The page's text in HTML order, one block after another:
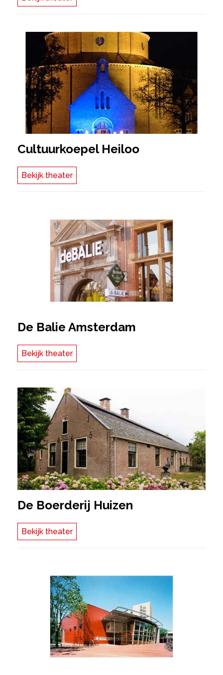
Cultuurkoepel Heiloo
Bekijk theater
De Balie Amsterdam
Bekijk theater
De Boerderij Huizen
Bekijk theater